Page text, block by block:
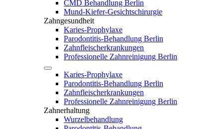
CMD Behandlung Berlin
Mund-Kiefer-Gesichtschirurgie
Zahngesundheit
Karies-Prophylaxe
Parodontitis-Behandlung Berlin
Zahnfleischerkrankungen
Professionelle Zahnreinigung Berlin
Karies-Prophylaxe
Parodontitis-Behandlung Berlin
Zahnfleischerkrankungen
Professionelle Zahnreinigung Berlin
Zahnerhaltung
Wurzelbehandlung